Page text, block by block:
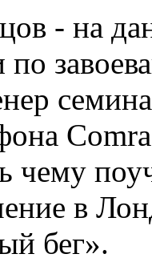
- на
по
чему
в
бег».